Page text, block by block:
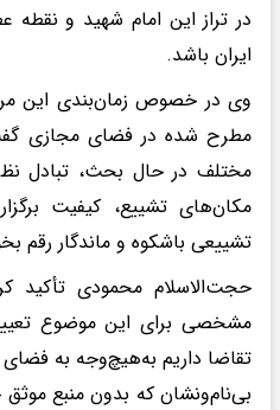
در تراز این امام شهید و
ایران باشد.
وی در خصوص زمان‌بندی این
مطرح شده در فضای مجازی
مختلف در حال بحث، تبادل نظر
مکان‌های تشییع، کیفیت
تشییعی باشکوه و ماندگار رقم
حجت‌الاسلام محمودی تأکید
مشخصی برای این موضوع
تقاضا داریم به‌هیچ‌وجه به
بی‌نام‌ونشان که بدون منبع